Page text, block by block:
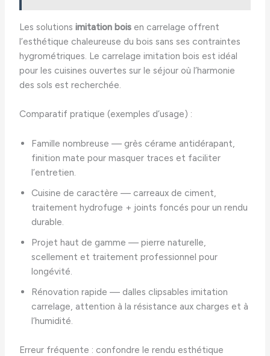
Les solutionsimitation bois en carrelage offrent
l’esthétique chaleureuse du bois sans ses contraintes
hygrométriques. Le carrelage imitation bois est idéal
pour les cuisines ouvertes sur le séjour où l’harmonie
des sols est recherchée.
Comparatif pratique (exemples d’usage) :
Famille nombreuse — grès cérame antidérapant,
finition mate pour masquer traces et faciliter
l’entretien.
Cuisine de caractère — carreaux de ciment,
traitement hydrofuge + joints foncés pour un rendu
durable.
Projet haut de gamme — pierre naturelle,
scellement et traitement professionnel pour
longévité.
Rénovation rapide — dalles clipsables imitation
carrelage, attention à la résistance aux charges et à
l’humidité.
Erreur fréquente : confondre le rendu esthétique